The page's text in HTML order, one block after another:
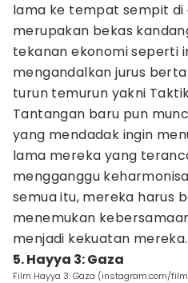
lama ke tempat sempit di
merupakan bekas
tekanan ekonomi seperti
mengandalkan jurus
turun temurun yakni
Tantangan baru pun
yang mendadak ingin
lama mereka yang
mengganggu
semua itu, mereka harus
menemukan
menjadi kekuatan mereka.
5. Hayya 3: Gaza
Film Hayya 3: Gaza (instagram.com/